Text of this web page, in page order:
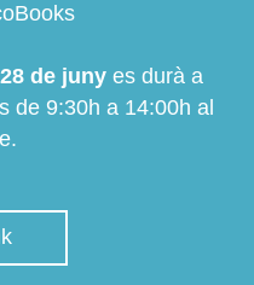
de juny es durà a
de 9:30h a 14:00h al